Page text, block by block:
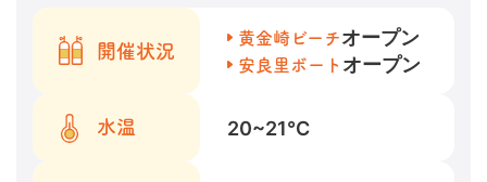
開催状況
黄金崎ビーチオープン
安良里ボート オープン
水温 20~21℃